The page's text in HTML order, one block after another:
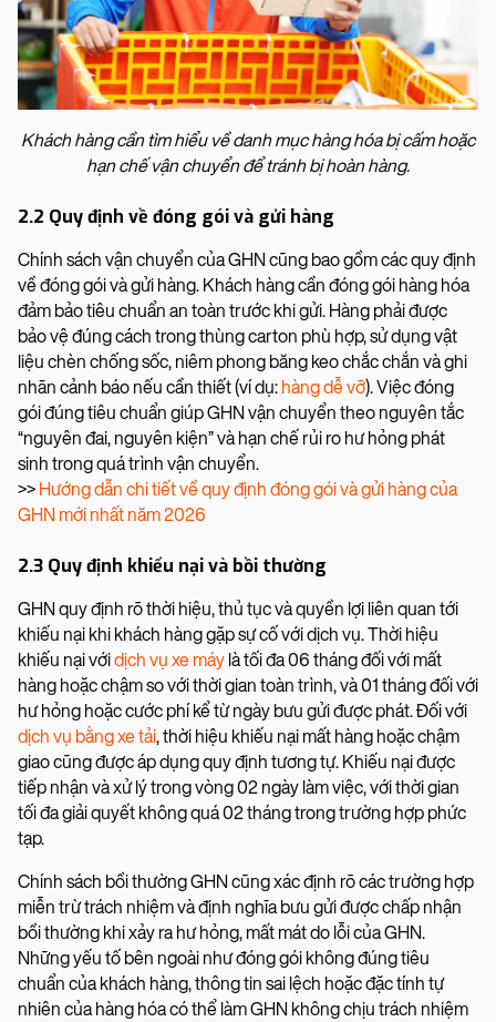
Khách hàng cần tìm hiểu về danh mục hàng hóa bị cấm hoặc
hạn chế vận chuyển để tránh bị hoàn hàng.
2.2 Quy định về đóng gói và gửi hàng
Chính sách vận chuyển của GHN cũng bao gồm các quy định
về đóng gói và gửi hàng. Khách hàng cần đóng gói hàng hóa
đảm bảo tiêu chuẩn an toàn trước khi gửi. Hàng phải được
bảo vệ đúng cách trong thùng carton phù hợp, sử dụng vật
liệu chèn chống sốc, niêm phong băng keo chắc chắn và ghi
nhãn cảnh báo nếu cần thiết (ví dụ: hàng dễ vỡ). Việc đóng
gói đúng tiêu chuẩn giúp GHN vận chuyển theo nguyên tắc
“nguyên đai, nguyên kiện” và hạn chế rủi ro hư hỏng phát
sinh trong quá trình vận chuyển.
>> Hướng dẫn chi tiết về quy định đóng gói và gửi hàng của
GHN mới nhất năm 2026
2.3 Quy định khiếu nại và bồi thường
GHN quy định rõ thời hiệu, thủ tục và quyền lợi liên quan tới
khiếu nại khi khách hàng gặp sự cố với dịch vụ. Thời hiệu
khiếu nại vớidịch vụ xe máy là tối đa 06 tháng đối với mất
hàng hoặc chậm so với thời gian toàn trình, và 01 tháng đối với
hư hỏng hoặc cước phí kể từ ngày bưu gửi được phát. Đối với
dịch vụ bằng xe tải, thời hiệu khiếu nại mất hàng hoặc chậm
giao cũng được áp dụng quy định tương tự. Khiếu nại được
tiếp nhận và xử lý trong vòng 02 ngày làm việc, với thời gian
tối đa giải quyết không quá 02 tháng trong trường hợp phức
tạp.
Chính sách bồi thường GHN cũng xác định rõ các trường hợp
miễn trừ trách nhiệm và định nghĩa bưu gửi được chấp nhận
bồi thường khi xảy ra hư hỏng, mất mát do lỗi của GHN.
Những yếu tố bên ngoài như đóng gói không đúng tiêu
chuẩn của khách hàng, thông tin sai lệch hoặc đặc tính tự
nhiên của hàng hóa có thể làm GHN không chịu trách nhiệm